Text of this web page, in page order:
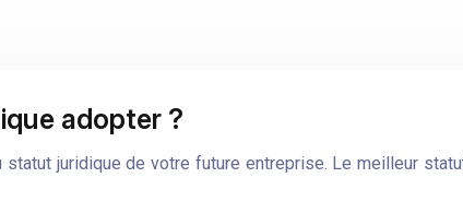
adopter ?
juridique de votre future entreprise. Le meilleur